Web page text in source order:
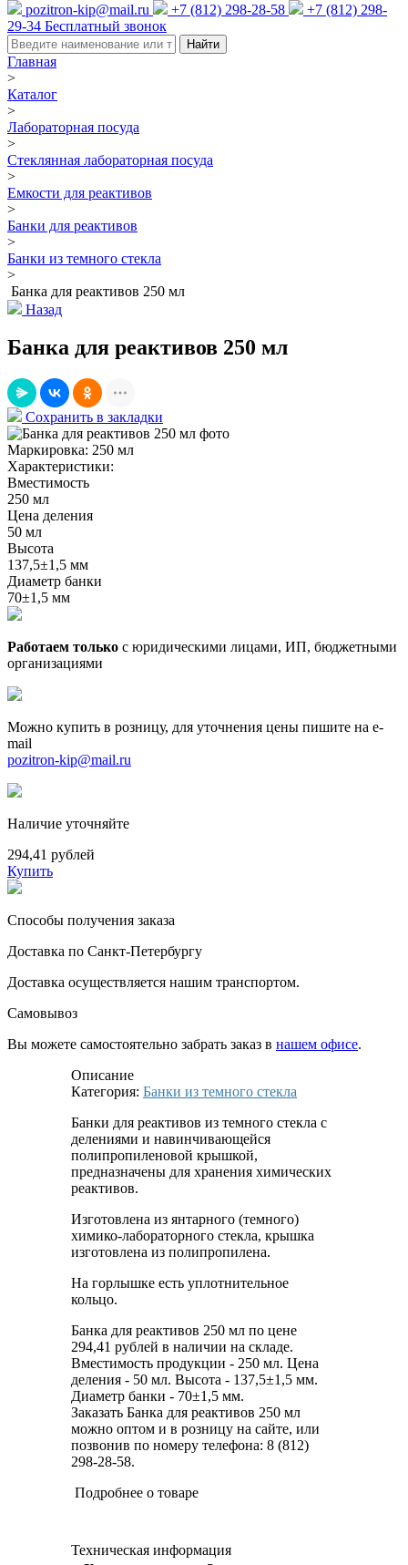
pozitron-kip@mail.ru +7 (812) 298-28-58
+7 (812) 298-
29-34 Бесплатный звонок
Найти
Главная
>
Каталог
>
Лабораторная посуда
>
Стеклянная лабораторная посуда
>
Емкости для реактивов
>
Банки для реактивов
>
Банки из темного стекла
>
Банка для реактивов 250 мл
Назад
Банка для реактивов 250 мл
Сохранить в закладки
Маркировка: 250 мл
Характеристики:
Вместимость
250 мл
Цена деления
50 мл
Высота
137,5±1,5 мм
Диаметр банки
70±1,5 мм
Работаем только с юридическими лицами, ИП, бюджетными
организациями
Можно купить в розницу, для уточнения цены пишите на e-
mail
pozitron-kip@mail.ru
Наличие уточняйте
294,41 рублей
Купить
Способы получения заказа
Доставка по Санкт-Петербургу
Доставка осуществляется нашим транспортом.
Самовывоз
Вы можете самостоятельно забрать заказ в нашем офисе.
Описание
Категория: Банки из темного стекла
Банки для реактивов из темного стекла с
делениями и навинчивающейся
полипропиленовой крышкой,
предназначены для хранения химических
реактивов.
Изготовлена из янтарного (темного)
химико-лабораторного стекла, крышка
изготовлена из полипропилена.
На горлышке есть уплотнительное
кольцо.
Банка для реактивов 250 мл по цене
294,41 рублей в наличии на складе.
Вместимость продукции - 250 мл. Цена
деления - 50 мл. Высота - 137,5±1,5 мм.
Диаметр банки - 70±1,5 мм.
Заказать Банка для реактивов 250 мл
можно оптом и в розницу на сайте, или
позвонив по номеру телефона: 8 (812)
298-28-58.
Подробнее о товаре
Техническая информация